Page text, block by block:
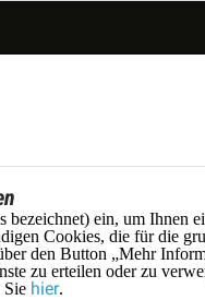
bezeichnet) ein, um Ihnen
Cookies, die für die
den Button „Mehr
zu erteilen oder zu
Sie hier.